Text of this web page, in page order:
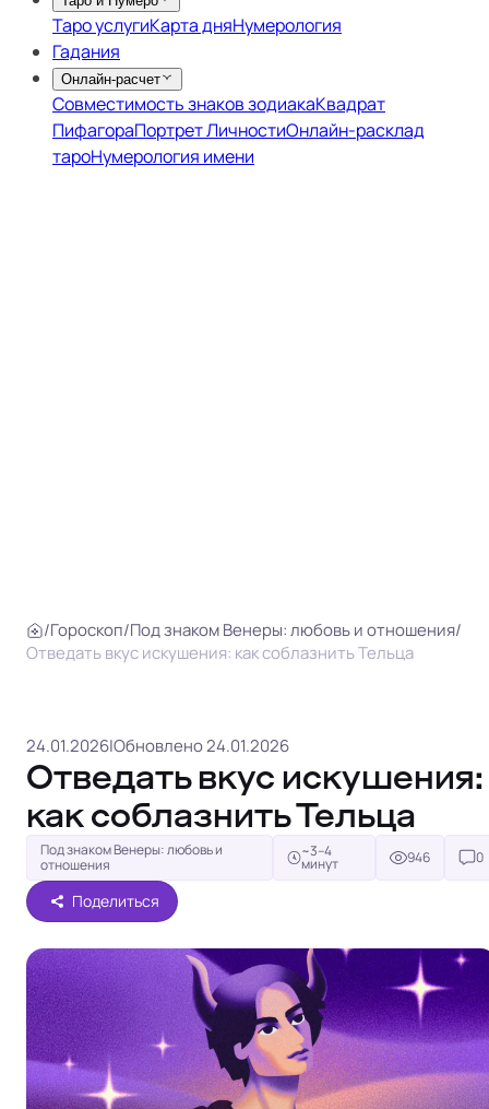
/Гороскоп/Под знаком Венеры: любовь и отношения/
Отведать вкус искушения: как соблазнить Тельца
24.01.2026|Обновлено 24.01.2026
Отведать вкус искушения:
как соблазнить Тельца
Под знаком Венеры: любовь и
отношения
~3–4
минут 946 0
Поделиться